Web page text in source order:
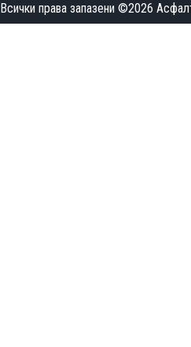
Всички права запазени ©2026